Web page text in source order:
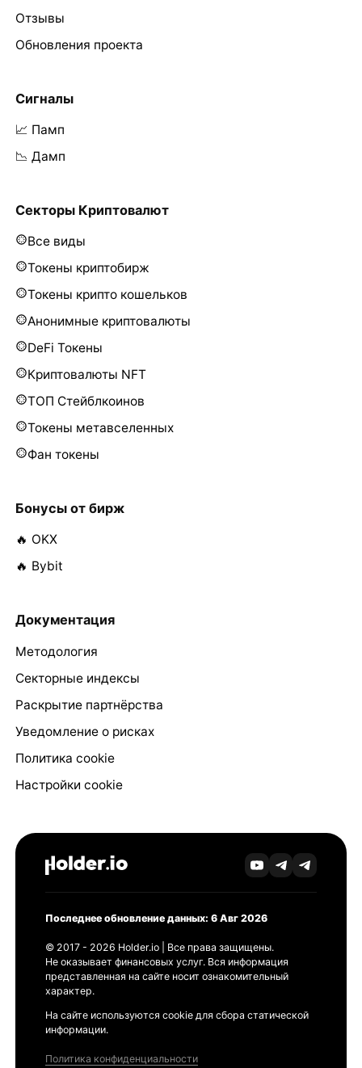
Отзывы
Обновления проекта
Сигналы
📈 Памп
📉 Дамп
Секторы Криптовалют
Все виды
Токены криптобирж
Токены крипто кошельков
Анонимные криптовалюты
DeFi Токены
Криптовалюты NFT
ТОП Стейблкоинов
Токены метавселенных
Фан токены
Бонусы от бирж
🔥 OKX
🔥 Bybit
Документация
Методология
Секторные индексы
Раскрытие партнёрства
Уведомление о рисках
Политика cookie
Настройки cookie
Последнее обновление данных: 6 Авг 2026
© 2017 - 2026 Holder.io | Все права защищены.
Не оказывает финансовых услуг. Вся информация
представленная на сайте носит ознакомительный
характер.
На сайте используются cookie для сбора статической
информации.
Политика конфиденциальности